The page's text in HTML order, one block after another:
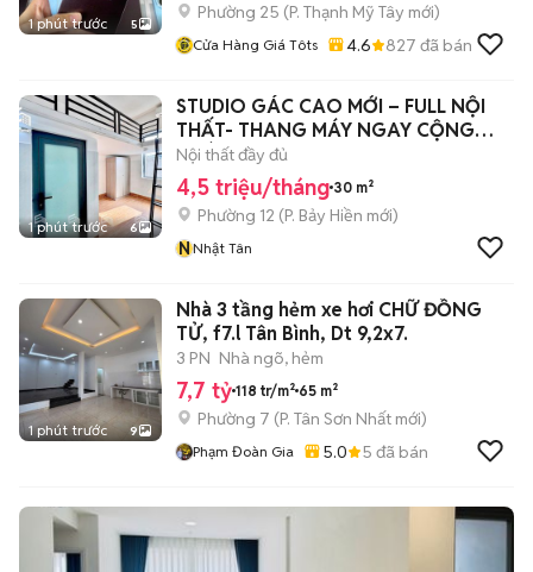
1 phút trước 5
Phường 25 (P. Thạnh Mỹ Tây mới)
Cửa Hàng Giá Tôts 4.6 827 đã bán
1 phút trước 6
STUDIO GÁC CAO MỚI – FULL NỘI
THẤT- THANG MÁY NGAY CỘNG
HOÀ
Nội thất đầy đủ
4,5 triệu/tháng 30 m²
Phường 12 (P. Bảy Hiền mới)
NNhật Tân
1 phút trước 9
Nhà 3 tầng hẻm xe hơi CHỮ ĐỒNG
TỬ, f7.l Tân Bình, Dt 9,2x7.
3 PN Nhà ngõ, hẻm
7,7 tỷ 118 tr/m² 65 m²
Phường 7 (P. Tân Sơn Nhất mới)
Phạm Đoàn Gia 5.0 5 đã bán